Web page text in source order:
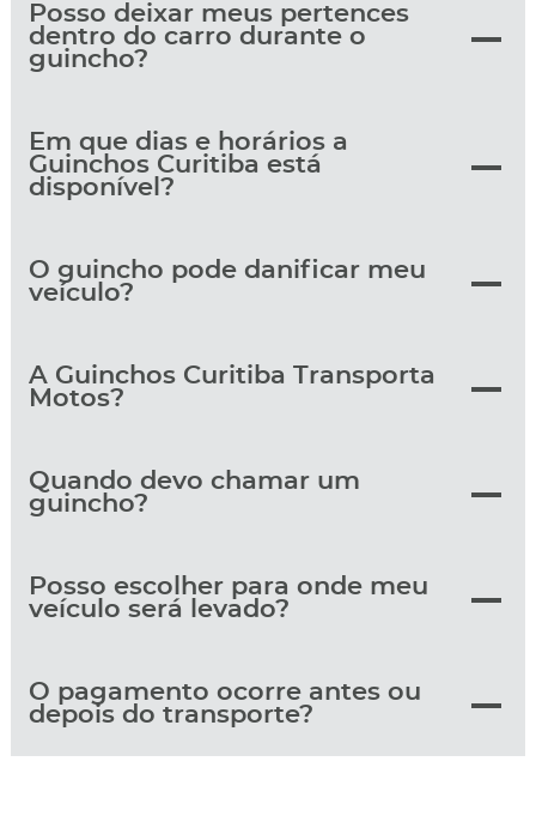
Posso deixar meus pertences
dentro do carro durante o
guincho?
Em que dias e horários a
Guinchos Curitiba está
disponível?
O guincho pode danificar meu
veículo?
A Guinchos Curitiba Transporta
Motos?
Quando devo chamar um
guincho?
Posso escolher para onde meu
veículo será levado?
O pagamento ocorre antes ou
depois do transporte?